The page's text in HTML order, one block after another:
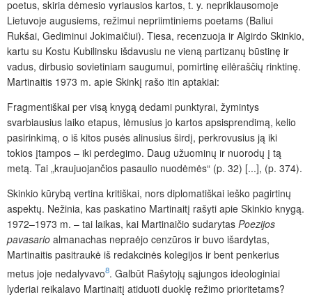
poetus, skiria dėmesio vyriausios kartos, t. y. nepriklausomoje
Lietuvoje augusiems, režimui nepriimtiniems poetams (Baliui
Rukšai, Gediminui Jokimaičiui). Tiesa, recenzuoja ir Algirdo Skinkio,
kartu su Kostu Kubilinsku išdavusiu ne vieną partizanų būstinę ir
vadus, dirbusio sovietiniam saugumui, pomirtinę eilėraščių rinktinę.
Martinaitis 1973 m. apie Skinkį rašo itin aptakiai:
Fragmentiškai per visą knygą dedami punktyrai, žymintys
svarbiausius laiko etapus, lėmusius jo kartos apsisprendimą, kelio
pasirinkimą, o iš kitos pusės alinusius širdį, perkrovusius ją iki
tokios įtampos – iki perdegimo. Daug užuominų ir nuorodų į tą
metą. Tai „kraujuojančios pasaulio nuodėmės“ (p. 32) [...], (p. 374).
Skinkio kūrybą vertina kritiškai, nors diplomatiškai ieško pagirtinų
aspektų. Nežinia, kas paskatino Martinaitį rašyti apie Skinkio knygą.
1972–1973 m. – tai laikas, kai Martinaičio sudarytas Poezijos
pavasario almanachas nepraėjo cenzūros ir buvo išardytas,
Martinaitis pasitraukė iš redakcinės kolegijos ir bent penkerius
metus joje nedalyvavo8. Galbūt Rašytojų sąjungos ideologiniai
lyderiai reikalavo Martinaitį atiduoti duoklę režimo prioritetams?